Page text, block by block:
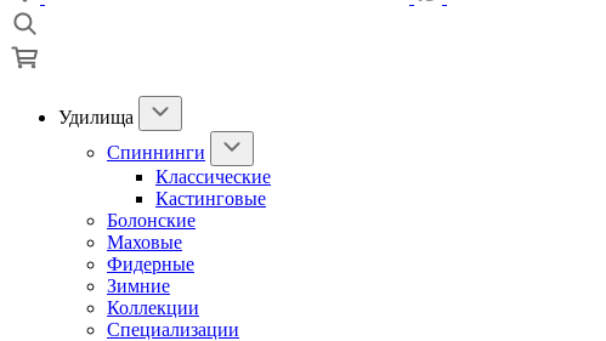
Удилища
Спиннинги
Классические
Кастинговые
Болонские
Маховые
Фидерные
Зимние
Коллекции
Специализации